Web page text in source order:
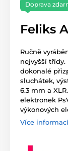
Doprava
Feliks
Ručně
nejvyšší třídy.
dokonalé
sluchátek,
6.3 mm a
elektronek
výkonových
Více informací